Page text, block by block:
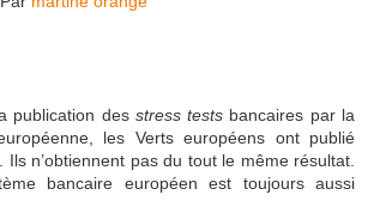
publication des stress tests bancaires par la
les Verts européens ont publié
Ils n’obtiennent pas du tout le même résultat.
bancaire européen est toujours aussi